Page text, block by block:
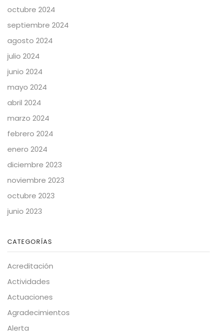
octubre 2024
septiembre 2024
agosto 2024
julio 2024
junio 2024
mayo 2024
abril 2024
marzo 2024
febrero 2024
enero 2024
diciembre 2023
noviembre 2023
octubre 2023
junio 2023
CATEGORÍAS
Acreditación
Actividades
Actuaciones
Agradecimientos
Alerta